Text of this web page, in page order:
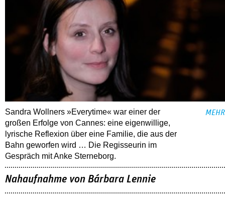
Sandra Wollners »Everytime« war einer der
großen Erfolge von Cannes: eine eigenwillige,
lyrische Reflexion über eine ­Familie, die aus der
Bahn geworfen wird … Die Regisseurin im
Gespräch mit Anke Sterneborg.
MEHR
Nahaufnahme von Bárbara Lennie